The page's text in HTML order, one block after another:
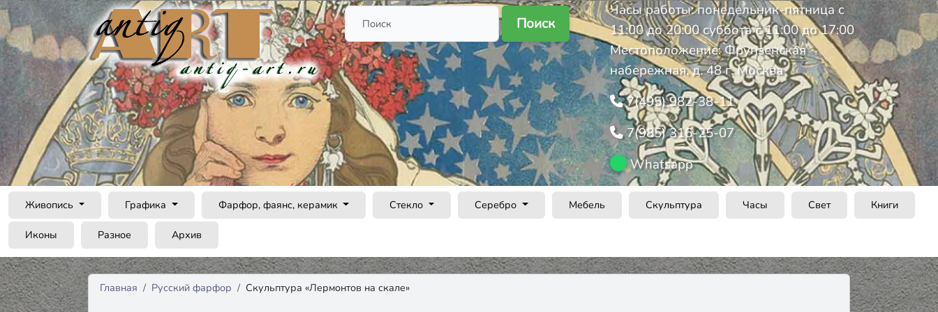
Поиск
Часы работы: понедельник-пятница с
11:00 до 20:00 суббота с 11:00 до 17:00
Местоположение: Фрунзенская
набережная, д. 48 г. Москва
7(495) 982-38-11
7(985) 316-25-07
Whatsapp
Живопись Графика Фарфор, фаянс, керамик Стекло Серебро Мебель Скульптура Часы Свет Книги
Иконы Разное Архив
Главная Русский фарфор Скульптура «Лермонтов на скале»